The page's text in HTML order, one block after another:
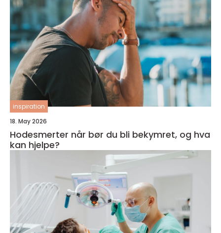
inspiration
18. May 2026
Hodesmerter når bør du bli bekymret, og hva
kan hjelpe?